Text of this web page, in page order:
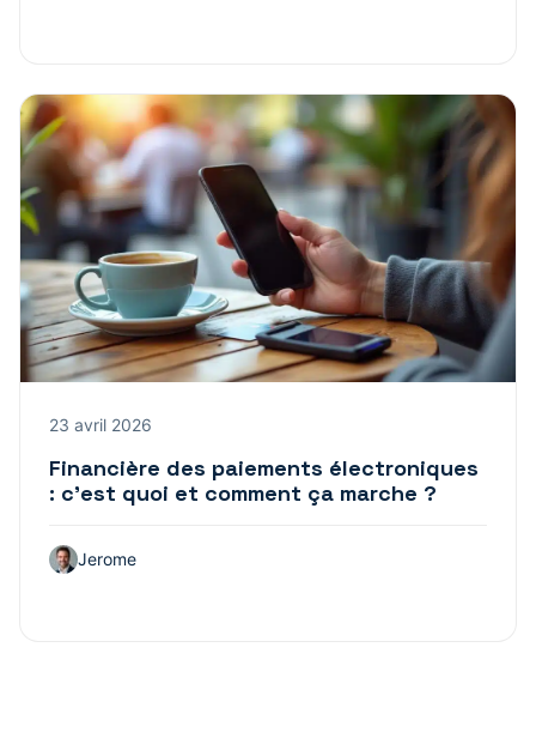
23 avril 2026
Financière des paiements électroniques
: c’est quoi et comment ça marche ?
Jerome